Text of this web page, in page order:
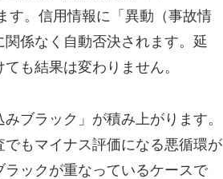
す。信用情報に「異動（事故情
係なく自動否決されます。延
も結果は変わりません。
ブラック」が積み上がります。
もマイナス評価になる悪循環が
ックが重なっているケースで